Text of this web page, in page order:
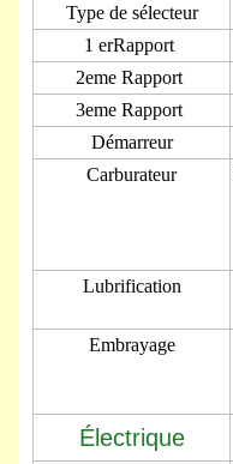
Type de sélecteur
1 erRapport
2eme Rapport
3eme Rapport
Démarreur
Carburateur
Lubrification
Embrayage
Électrique